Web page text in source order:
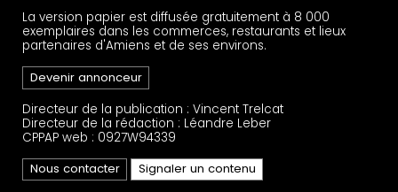
La version papier est diffusée gratuitement à 8 000
exemplaires dans les commerces, restaurants et lieux
partenaires d'Amiens et de ses environs.
Devenir annonceur
Directeur de la publication : Vincent Trelcat
Directeur de la rédaction : Léandre Leber
CPPAP web : 0927W94339
Nous contacter
Signaler un contenu